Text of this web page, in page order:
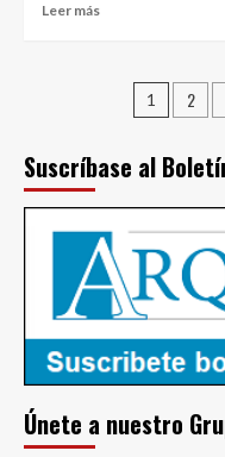
Leer más
teatros
auditorios:
hitos
culturales
para
el
público
moderno
1 2
Suscríbase al
Únete a nuestro